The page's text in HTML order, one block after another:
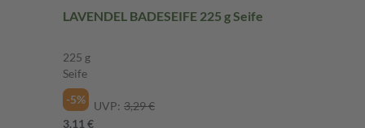
LAVENDEL BADESEIFE 225 g Seife
225 g
Seife
-5%
UVP: 3,29 €
3,11 €